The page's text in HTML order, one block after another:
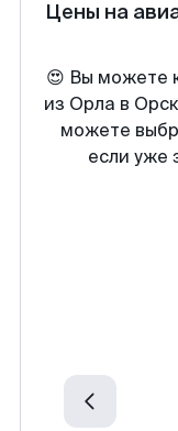
Цены на
😍 Вы можете
из Орла в
можете
если уже